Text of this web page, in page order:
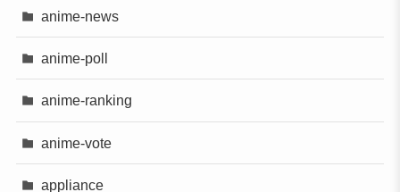
anime-news
anime-poll
anime-ranking
anime-vote
appliance